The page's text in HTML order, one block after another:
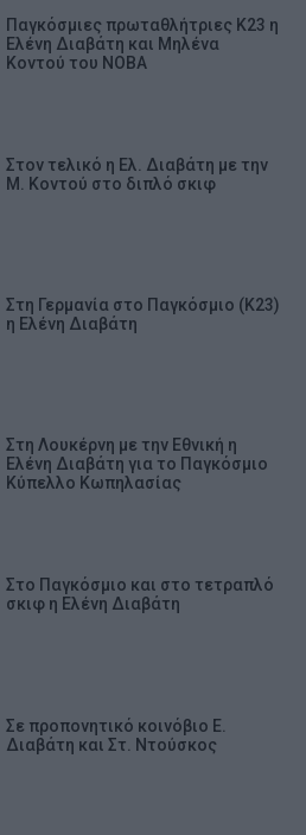
Παγκόσμιες πρωταθλήτριες Κ23 η
Ελένη Διαβάτη και Μηλένα
Κοντού του ΝΟΒΑ
Στον τελικό η Ελ. Διαβάτη με την
Μ. Κοντού στο διπλό σκιφ
Στη Γερμανία στο Παγκόσμιο (Κ23)
η Ελένη Διαβάτη
Στη Λουκέρνη με την Εθνική η
Ελένη Διαβάτη για το Παγκόσμιο
Κύπελλο Κωπηλασίας
Στο Παγκόσμιο και στο τετραπλό
σκιφ η Ελένη Διαβάτη
Σε προπονητικό κοινόβιο Ε.
Διαβάτη και Στ. Ντούσκος